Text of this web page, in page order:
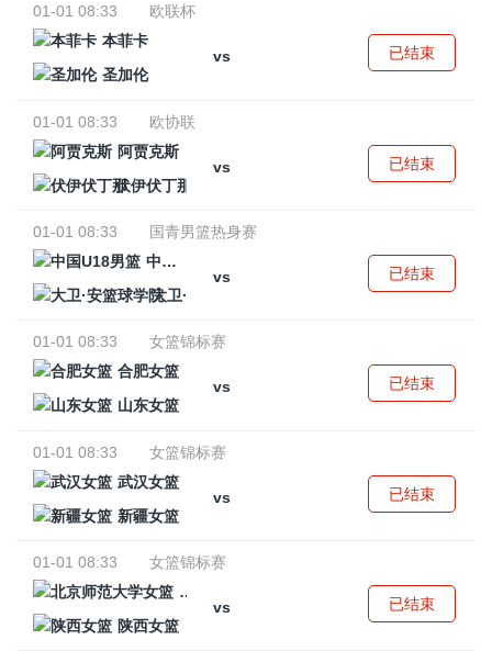
01-01 08:33
欧联杯
本菲卡
vs
圣加伦
已结束
01-01 08:33
欧协联
阿贾克斯
vs
伏伊伏丁那
已结束
01-01 08:33
国青男篮热身赛
中国U18男篮
vs
大卫·安篮球学院
已结束
01-01 08:33
女篮锦标赛
合肥女篮
vs
山东女篮
已结束
01-01 08:33
女篮锦标赛
武汉女篮
vs
新疆女篮
已结束
01-01 08:33
女篮锦标赛
北京师范大学女篮
vs
陕西女篮
已结束